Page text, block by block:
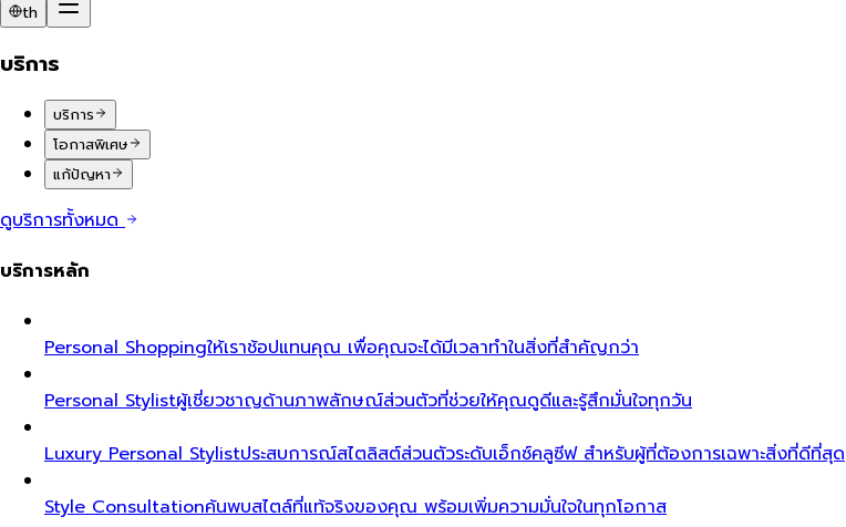
th
บริการ
บริการ
โอกาสพิเศษ
แก้ปัญหา
ดูบริการทั้งหมด
บริการหลัก
Personal Shoppingให้เราช้อปแทนคุณ เพื่อคุณจะได้มีเวลาทำในสิ่งที่สำคัญกว่า
Personal Stylistผู้เชี่ยวชาญด้านภาพลักษณ์ส่วนตัวที่ช่วยให้คุณดูดีและรู้สึกมั่นใจทุกวัน
Luxury Personal Stylistประสบการณ์สไตลิสต์ส่วนตัวระดับเอ็กซ์คลูซีฟ สำหรับผู้ที่ต้องการเฉพาะสิ่งที่ดีที่สุด
Style Consultationค้นพบสไตล์ที่แท้จริงของคุณ พร้อมเพิ่มความมั่นใจในทุกโอกาส